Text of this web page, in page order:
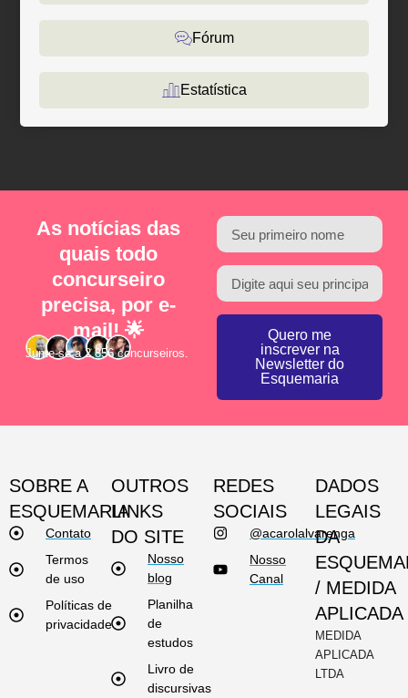
Fórum
Estatística
As notícias das
quais todo
concurseiro
precisa, por e-
mail! 🌟
Junte-se a 2.856 concurseiros.
Quero me
inscrever na
Newsletter do
Esquemaria
SOBRE A
ESQUEMARIA
Contato
Termos
de uso
Políticas de
privacidade
OUTROS
LINKS
DO SITE
Nosso
blog
Planilha
de
estudos
Livro de
discursivas
REDES
SOCIAIS
@acarolalvarenga
Nosso
Canal
DADOS
LEGAIS
DA
/ MEDIDA
APLICADA
MEDIDA
APLICADA
LTDA